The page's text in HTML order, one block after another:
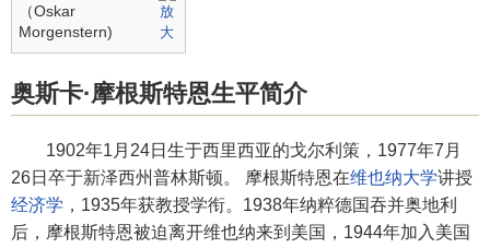
（Oskar
Morgenstern)
奥斯卡·摩根斯特恩生平简介
1902年1月24日生于西里西亚的戈尔利策，1977年7月
26日卒于新泽西州普林斯顿。 摩根斯特恩在维也纳大学讲授
经济学 ，1935年获教授学衔。1938年纳粹德国吞并奥地利
后，摩根斯特恩被迫离开维也纳来到美国，1944年加入美国